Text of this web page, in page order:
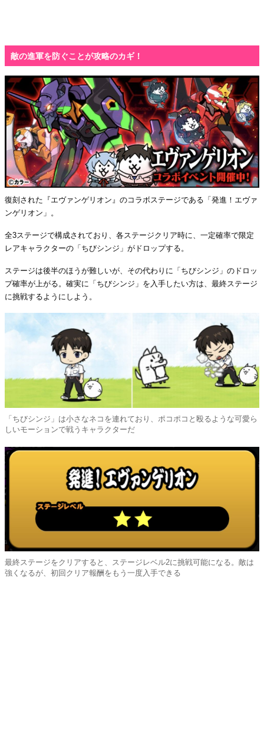
敵の進軍を防ぐことが攻略のカギ！
復刻された『エヴァンゲリオン』のコラボステージである「発進！エヴァ
ンゲリオン」。
全3ステージで構成されており、各ステージクリア時に、一定確率で限定
レアキャラクターの「ちびシンジ」がドロップする。
ステージは後半のほうが難しいが、その代わりに「ちびシンジ」のドロッ
プ確率が上がる。確実に「ちびシンジ」を入手したい方は、最終ステージ
に挑戦するようにしよう。
「ちびシンジ」は小さなネコを連れており、ポコポコと殴るような可愛ら
しいモーションで戦うキャラクターだ
最終ステージをクリアすると、ステージレベル2に挑戦可能になる。敵は
強くなるが、初回クリア報酬をもう一度入手できる